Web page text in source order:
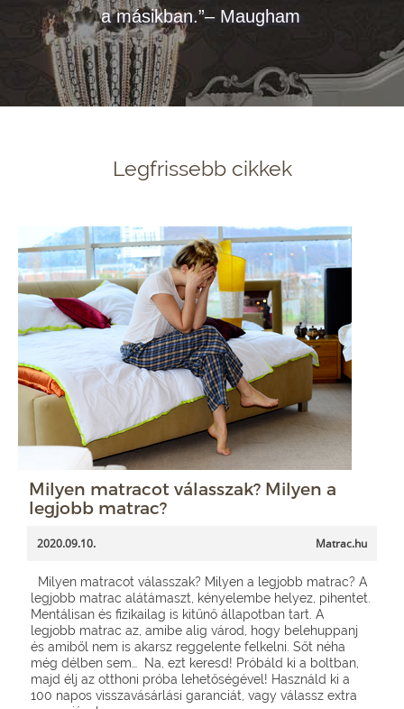
a másikban.”– Maugham
Legfrissebb cikkek
Milyen matracot válasszak? Milyen a
legjobb matrac?
2020.09.10. Matrac.hu
Milyen matracot válasszak? Milyen a legjobb matrac? A
legjobb matrac alátámaszt, kényelembe helyez, pihentet.
Mentálisan és fizikailag is kitűnő állapotban tart. A
legjobb matrac az, amibe alig várod, hogy belehuppanj
és amiből nem is akarsz reggelente felkelni. Sőt néha
még délben sem… Na, ezt keresd! Próbáld ki a boltban,
majd élj az otthoni próba lehetőségével! Használd ki a
100 napos visszavásárlási garanciát, vagy válassz extra